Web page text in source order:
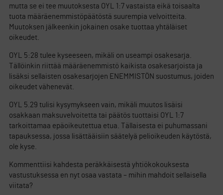
mutta se ei tee muutoksesta OYL 1:7 vastaista eikä toisaalta
tuota määräenemmistöpäätöstä suurempia velvoitteita.
Muutoksen jälkeenkin jokainen osake tuottaa yhtäläiset
oikeudet.
OYL 5:28 tulee kyseeseen, mikäli on useampi osakesarja.
Tällöinkin riittää määräenemmistö kaikista osakesarjoista ja
lisäksi sellaisten osakesarjojen ENEMMISTÖN suostumus, joiden
oikeudet vähenevät.
OYL 5.29 tulisi kysymykseen vain, mikäli muutos lisäisi
osakkaan maksuvelvoitetta tai päätös tuottaisi OYL 1:7
tarkoittamaa epäoikeutettua etua. Tällaisesta ei puhumassani
tapauksessa, jossa lisättääisiin säätelyä pelioikeuden käytöstä,
ole kyse.
Kommenttiisi kahdesta peräkkäisestä yhtiökokouksesta
vastustuksessa en nyt osaa vastata – mihin mahdoit sellaisella
viitata?